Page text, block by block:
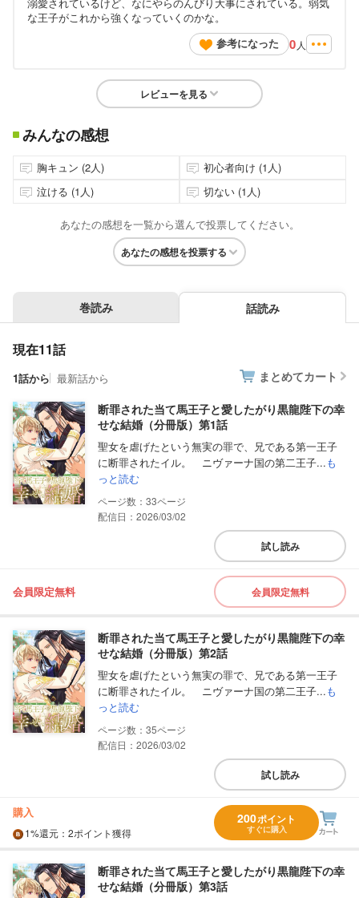
溺愛されているけど、なにやらのんびり大事にされている。弱気
な王子がこれから強くなっていくのかな。
参考になった
0 人
レビューを見る
みんなの感想
胸キュン (2人)
初心者向け (1人)
泣ける (1人)
切ない (1人)
あなたの感想を一覧から選んで投票してください。
あなたの感想を投票する
巻読み 話読み
現在11話
1話から 最新話から まとめてカート
断罪された当て馬王子と愛したがり黒龍陛下の幸
せな結婚（分冊版）第1話
聖女を虐げたという無実の罪で、兄である第一王子
に断罪されたイル。 ニヴァーナ国の第二王子...も
っと読む
33
配信日：2026/03/02
試し読み
会員限定無料 会員限定無料
断罪された当て馬王子と愛したがり黒龍陛下の幸
せな結婚（分冊版）第2話
聖女を虐げたという無実の罪で、兄である第一王子
に断罪されたイル。 ニヴァーナ国の第二王子...も
っと読む
35
配信日：2026/03/02
試し読み
購入
1%還元 ：2ポイント獲得
200ポイント
すぐに購入
断罪された当て馬王子と愛したがり黒龍陛下の幸
せな結婚（分冊版）第3話